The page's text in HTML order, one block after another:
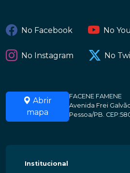
No Facebook No
No Instagram No
Abrir
mapa
FACENE FAMENE
Avenida Frei
Pessoa/PB.
Institucional